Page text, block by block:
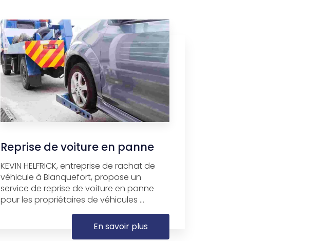
Reprise de voiture en panne
KEVIN HELFRICK, entreprise de rachat de
véhicule à Blanquefort, propose un
service de reprise de voiture en panne
pour les propriétaires de véhicules ...
En savoir plus